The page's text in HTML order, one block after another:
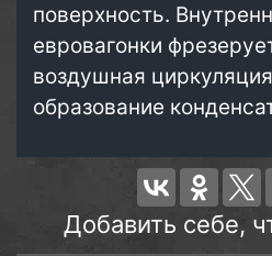
поверхность.
евровагонки
воздушная
образование
Добавить себе,